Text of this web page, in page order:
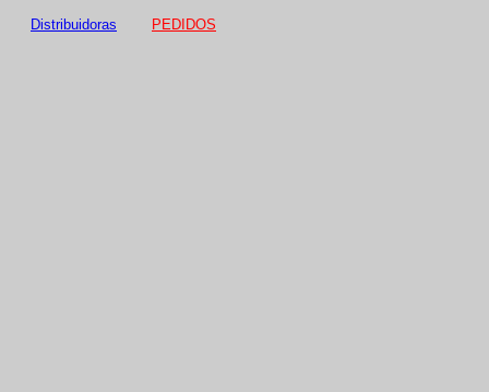
Distribuidoras PEDIDOS